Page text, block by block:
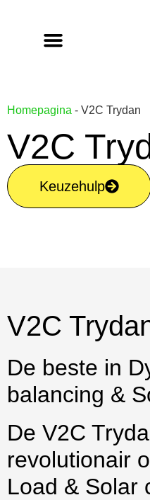
Homepagina - V2C Trydan
V2C
Keuzehulp
V2C
De beste in
balancing &
De V2C
revolutionair
Load & Solar